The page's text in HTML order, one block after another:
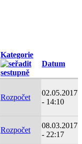
Kategorie
Datum
Rozpočet
02.05.2017
- 14:10
Rozpočet
08.03.2017
- 22:17